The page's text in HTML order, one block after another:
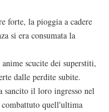
forte, la pioggia a cadere
si era consumata la
scucite dei superstiti,
dalle perdite subite.
il loro ingresso nel
quell'ultima